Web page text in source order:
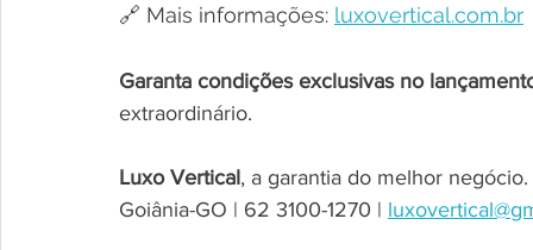
🔗 Mais informações: luxovertical.com.br
Garanta condições exclusivas no
extraordinário.
Luxo Vertical, a garantia do melhor negócio.
Goiânia-GO | 62 3100-1270 |